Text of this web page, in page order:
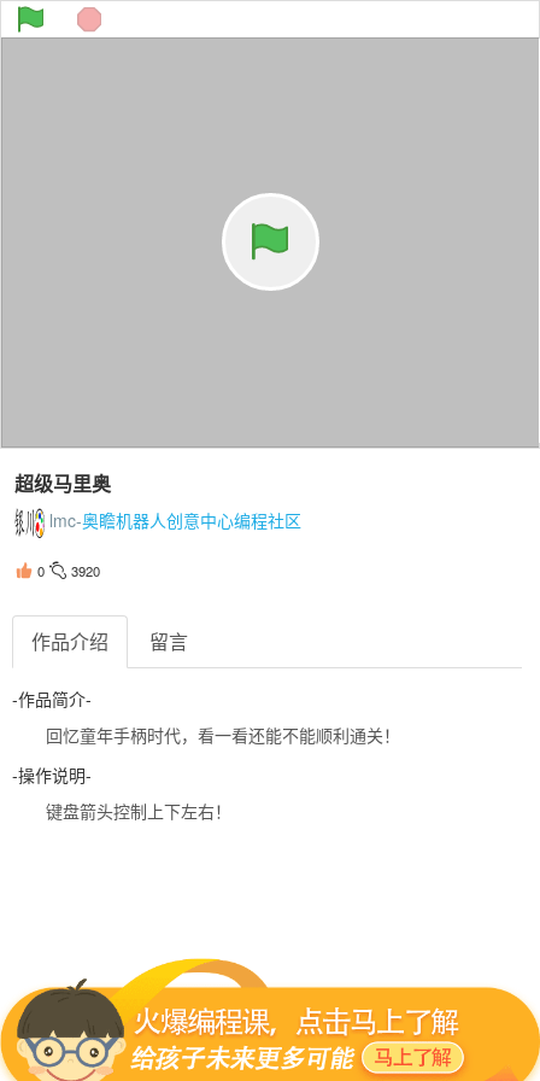
超级马里奥
lmc-奥瞻机器人创意中心编程社区
0 3920
作品介绍 留言
-作品简介-
回忆童年手柄时代，看一看还能不能顺利通关！
-操作说明-
键盘箭头控制上下左右！